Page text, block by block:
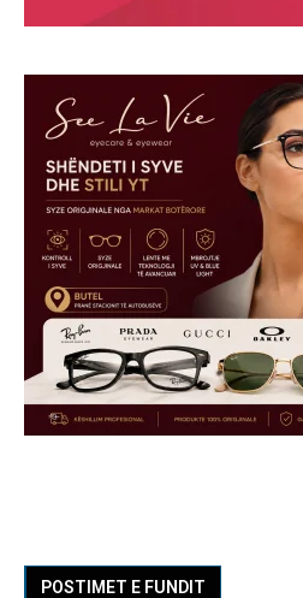
POSTIMET E FUNDIT